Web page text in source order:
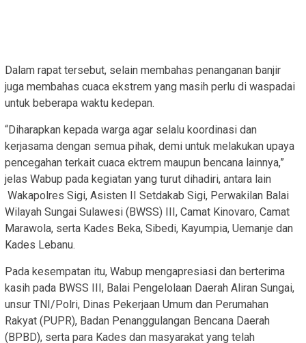
Dalam rapat tersebut, selain membahas penanganan banjir
juga membahas cuaca ekstrem yang masih perlu di waspadai
untuk beberapa waktu kedepan.
“Diharapkan kepada warga agar selalu koordinasi dan
kerjasama dengan semua pihak, demi untuk melakukan upaya
pencegahan terkait cuaca ektrem maupun bencana lainnya,”
jelas Wabup pada kegiatan yang turut dihadiri, antara lain
Wakapolres Sigi, Asisten II Setdakab Sigi, Perwakilan Balai
Wilayah Sungai Sulawesi (BWSS) III, Camat Kinovaro, Camat
Marawola, serta Kades Beka, Sibedi, Kayumpia, Uemanje dan
Kades Lebanu.
Pada kesempatan itu, Wabup mengapresiasi dan berterima
kasih pada BWSS III, Balai Pengelolaan Daerah Aliran Sungai,
unsur TNI/Polri, Dinas Pekerjaan Umum dan Perumahan
Rakyat (PUPR), Badan Penanggulangan Bencana Daerah
(BPBD), serta para Kades dan masyarakat yang telah